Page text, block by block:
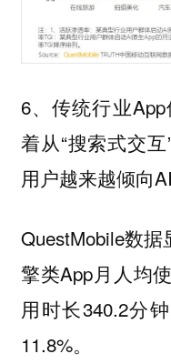
6、传统行业
着从“搜索式交互
用户越来越倾向
QuestMobile数
擎类App月人均
用时长340.2分
11.8%。